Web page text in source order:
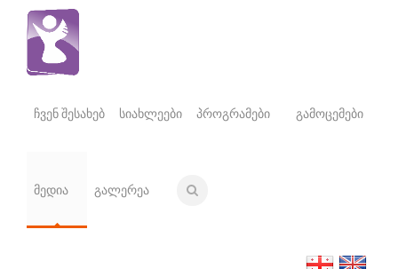
ჩვენ შესახებ სიახლეები პროგრამები გამოცემები
მედია გალერეა